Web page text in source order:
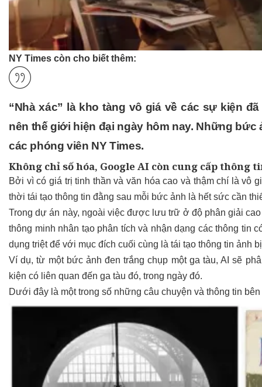
NY Times còn cho biết thêm:
“Nhà xác” là kho tàng vô giá về các sự kiện
nên thế giới hiện đại ngày hôm nay. Những
các phóng viên NY Times.
Không chỉ số hóa, Google AI còn cung cấp thông
Bởi vì có giá trị tinh thần và văn hóa cao và thậm chí là vô
thời tái tạo thông tin đằng sau mỗi bức ảnh là hết sức cần
Trong dự án này, ngoài việc được lưu trữ ở độ phân giải
thông minh nhân tạo phân tích và nhận dạng các thông tin
dụng triệt để với mục đích cuối cùng là tái tạo thông tin ảnh
Ví dụ, từ một bức ảnh đen trắng chụp một ga tàu, AI sẽ
kiện có liên quan đến ga tàu đó, trong ngày đó.
Dưới đây là một trong số những câu chuyện và thông tin